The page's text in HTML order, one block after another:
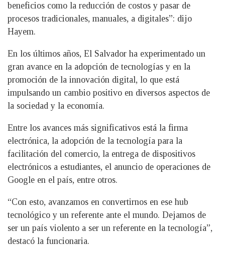
beneficios como la reducción de costos y pasar de
procesos tradicionales, manuales, a digitales”: dijo
Hayem.
En los últimos años, El Salvador ha experimentado un
gran avance en la adopción de tecnologías y en la
promoción de la innovación digital, lo que está
impulsando un cambio positivo en diversos aspectos de
la sociedad y la economía.
Entre los avances más significativos está la firma
electrónica, la adopción de la tecnología para la
facilitación del comercio, la entrega de dispositivos
electrónicos a estudiantes, el anuncio de operaciones de
Google en el país, entre otros.
“Con esto, avanzamos en convertirnos en ese hub
tecnológico y un referente ante el mundo. Dejamos de
ser un país violento a ser un referente en la tecnología”,
destacó la funcionaria.